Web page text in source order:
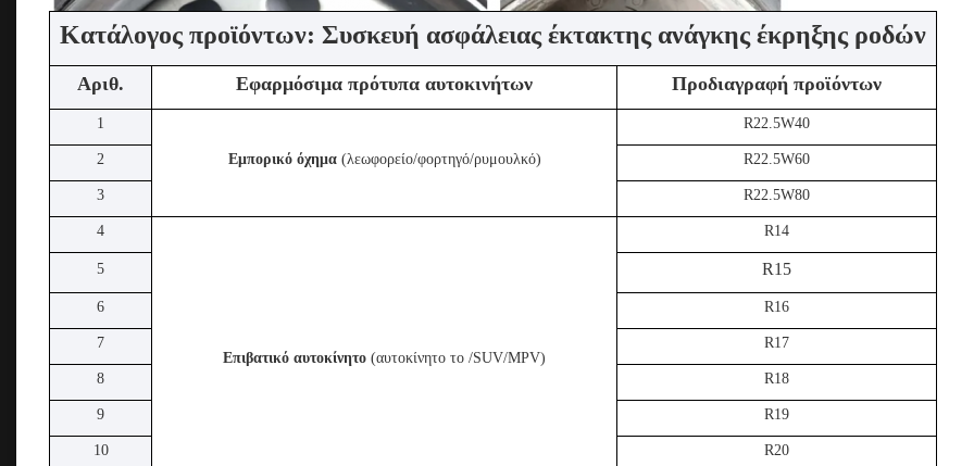
Κατάλογος προϊόντων: Συσκευή ασφάλειας έκτακτης ανάγκης έκρηξης ροδών
Αριθ. Εφαρμόσιμα πρότυπα αυτοκινήτων Προδιαγραφή προϊόντων
1
Εμπορικό όχημα (λεωφορείο/φορτηγό/ρυμουλκό)
R22.5W40
2 R22.5W60
3 R22.5W80
4
Επιβατικό αυτοκίνητο (αυτοκίνητο το /SUV/MPV)
R14
5 R15
6 R16
7 R17
8 R18
9 R19
10 R20